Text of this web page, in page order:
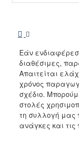
Εάν
διαθέσιμες,
Απαιτείται
χρόνος
σχέδιο.
στολές
τη συλλογή μας
ανάγκες και τις